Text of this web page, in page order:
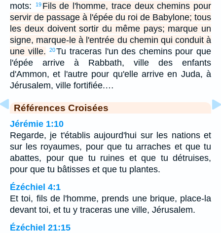
mots: 19 Fils de l'homme, trace deux chemins pour
servir de passage à l'épée du roi de Babylone; tous
les deux doivent sortir du même pays; marque un
signe, marque-le à l'entrée du chemin qui conduit à
une ville.
20Tu traceras l'un des chemins pour que
l'épée arrive à Rabbath, ville des enfants
d'Ammon, et l'autre pour qu'elle arrive en Juda, à
Jérusalem, ville fortifiée.…
Références Croisées
Jérémie 1:10
Regarde, je t'établis aujourd'hui sur les nations et
sur les royaumes, pour que tu arraches et que tu
abattes, pour que tu ruines et que tu détruises,
pour que tu bâtisses et que tu plantes.
Ézéchiel 4:1
Et toi, fils de l'homme, prends une brique, place-la
devant toi, et tu y traceras une ville, Jérusalem.
Ézéchiel 21:15